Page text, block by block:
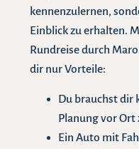
kennenzulernen,
Einblick zu erhalten.
Rundreise durch
dir nur Vorteile:
Du brauchst dir
Planung vor Ort
Ein Auto mit